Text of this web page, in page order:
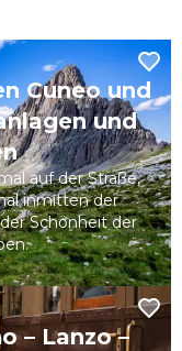
Cuneo und
und
auf der Straße,
inmitten der
Schönheit der
– Lanzo –